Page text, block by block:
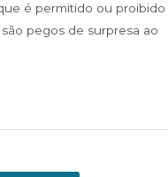
é permitido ou proibido
pegos de surpresa ao